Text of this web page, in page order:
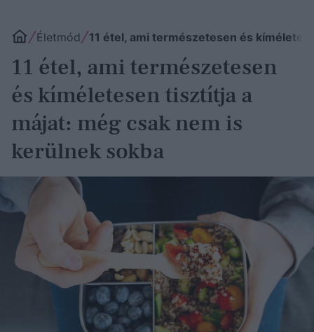
Életmód 11 étel, ami természetesen és
11 étel, ami természetesen
és kíméletesen tisztítja a
májat: még csak nem is
kerülnek sokba